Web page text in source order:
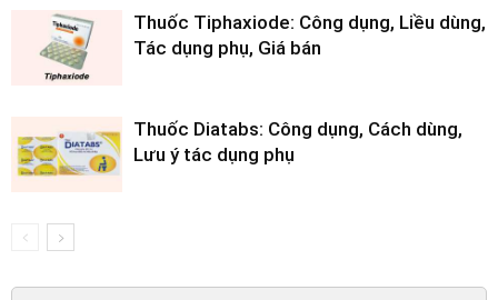
Thuốc Tiphaxiode: Công dụng, Liều dùng,
Tác dụng phụ, Giá bán
Thuốc Diatabs: Công dụng, Cách dùng,
Lưu ý tác dụng phụ